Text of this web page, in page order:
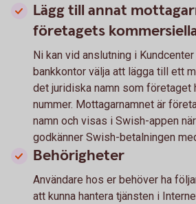
Lägg till annat
företagets
Ni kan vid anslutning i
bankkontor välja att lägga till ett
det juridiska namn som företaget
nummer. Mottagarnamnet är
namn och visas i Swish-appen
godkänner Swish-betalningen
Behörigheter
Användare hos er behöver ha
att kunna hantera tjänsten i